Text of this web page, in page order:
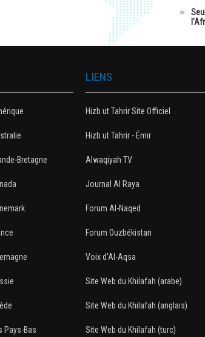
LIENS
Hizb ut Tahrir Site Officiel
Hizb ut Tahrir - Émir
Alwaqiyah TV
Journal Al Raya
Forum Al-Naqed
Forum Ouzbékistan
Voix d'Al-Aqsa
Site Web du Khilafah (arabe)
Site Web du Khilafah (anglais)
Site Web du Khilafah (turc)
Bretagne
Pays-Bas